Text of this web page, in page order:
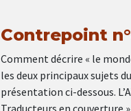
Contrepoint
Comment décrire « le
les deux principaux sujets
présentation ci-dessous.
Traducteurs en couverture